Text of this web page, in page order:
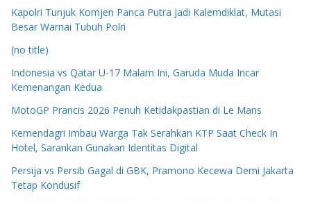
Kapolri Tunjuk Komjen Panca Putra Jadi Kalemdiklat, Mutasi
Besar Warnai Tubuh Polri
(no title)
Indonesia vs Qatar U-17 Malam Ini, Garuda Muda Incar
Kemenangan Kedua
MotoGP Prancis 2026 Penuh Ketidakpastian di Le Mans
Kemendagri Imbau Warga Tak Serahkan KTP Saat Check In
Hotel, Sarankan Gunakan Identitas Digital
Persija vs Persib Gagal di GBK, Pramono Kecewa Demi Jakarta
Tetap Kondusif